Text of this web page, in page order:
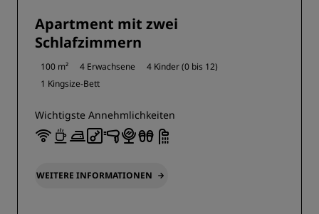
Apartment mit zwei
Schlafzimmern
100 m² 4 Erwachsene
4 Kinder (0 bis 12)
1 Kingsize-Bett
Wichtigste Annehmlichkeiten
WEITERE INFORMATIONEN